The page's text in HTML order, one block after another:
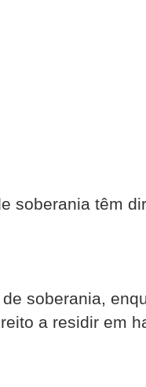
soberania têm
soberania,
a residir em